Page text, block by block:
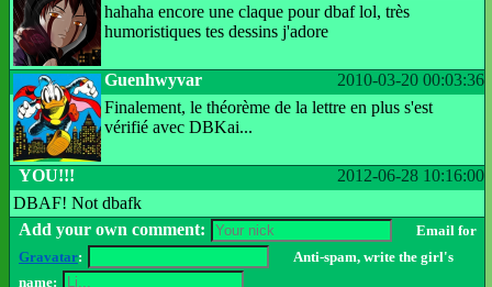
hahaha encore une claque pour dbaf lol, très
humoristiques tes dessins j'adore
2010-03-20 00:03:36
Guenhwyvar
Finalement, le théorème de la lettre en plus s'est
vérifié avec DBKai...
2012-06-28 10:16:00
YOU!!!
DBAF! Not dbafk
Add your own comment:
Email for
Gravatar:
Anti-spam, write the girl's
name: